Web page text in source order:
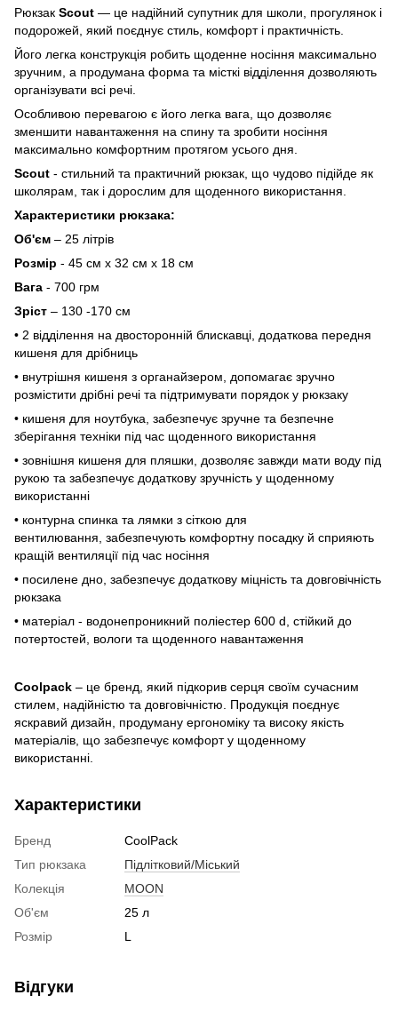
Рюкзак Scout — це надійний супутник для школи, прогулянок і
подорожей, який поєднує стиль, комфорт і практичність.
Його легка конструкція робить щоденне носіння максимально
зручним, а продумана форма та місткі відділення дозволяють
організувати всі речі.
Особливою перевагою є його легка вага, що дозволяє
зменшити навантаження на спину та зробити носіння
максимально комфортним протягом усього дня.
Scout - стильний та практичний рюкзак, що чудово підійде як
школярам, так і дорослим для щоденного використання.
Характеристики рюкзака:
Об'єм – 25 літрів
Розмір - 45 см х 32 см х 18 см
Вага - 700 грм
Зріст – 130 -170 см
• 2 відділення на двосторонній блискавці, додаткова передня
кишеня для дрібниць
• внутрішня кишеня з органайзером, допомагає зручно
розмістити дрібні речі та підтримувати порядок у рюкзаку
• кишеня для ноутбука, забезпечує зручне та безпечне
зберігання техніки під час щоденного використання
• зовнішня кишеня для пляшки, дозволяє завжди мати воду під
рукою та забезпечує додаткову зручність у щоденному
використанні
• контурна спинка та лямки з сіткою для
вентилювання, забезпечують комфортну посадку й сприяють
кращій вентиляції під час носіння
• посилене дно, забезпечує додаткову міцність та довговічність
рюкзака
• матеріал - водонепроникний поліестер 600 d, стійкий до
потертостей, вологи та щоденного навантаження
Coolpack – це бренд, який підкорив серця своїм сучасним
стилем, надійністю та довговічністю. Продукція поєднує
яскравий дизайн, продуману ергономіку та високу якість
матеріалів, що забезпечує комфорт у щоденному
використанні.
Характеристики
Бренд
CoolPack
Тип рюкзака
Підлітковий/Міський
Колекція
MOON
Об'єм
25 л
Розмір
L
Відгуки